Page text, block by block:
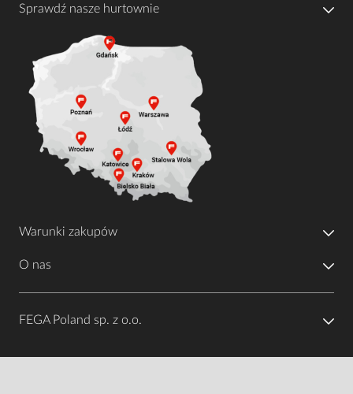
Sprawdź nasze hurtownie
Warunki zakupów
O nas
FEGA Poland sp. z o.o.